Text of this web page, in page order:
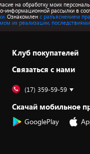
на обработку моих
информационной рассылки в
Ознакомлен с разъяснением
их реализации,
Клуб покупателей
Cвязаться с нами
(17) 359-59-59
Скачай мобильное
GooglePlay